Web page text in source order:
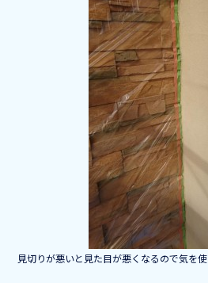
見切りが悪いと見た目が悪くなるので気を使